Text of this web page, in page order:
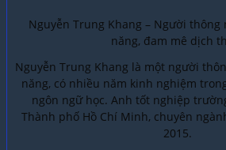
Nguyễn Trung Khang – Người
năng, đam mê dịch
Nguyễn Trung Khang là một người
năng, có nhiều năm kinh nghiệm
ngôn ngữ học. Anh tốt nghiệp
Thành phố Hồ Chí Minh, chuyên
2015.